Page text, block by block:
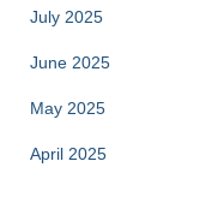
July 2025
June 2025
May 2025
April 2025